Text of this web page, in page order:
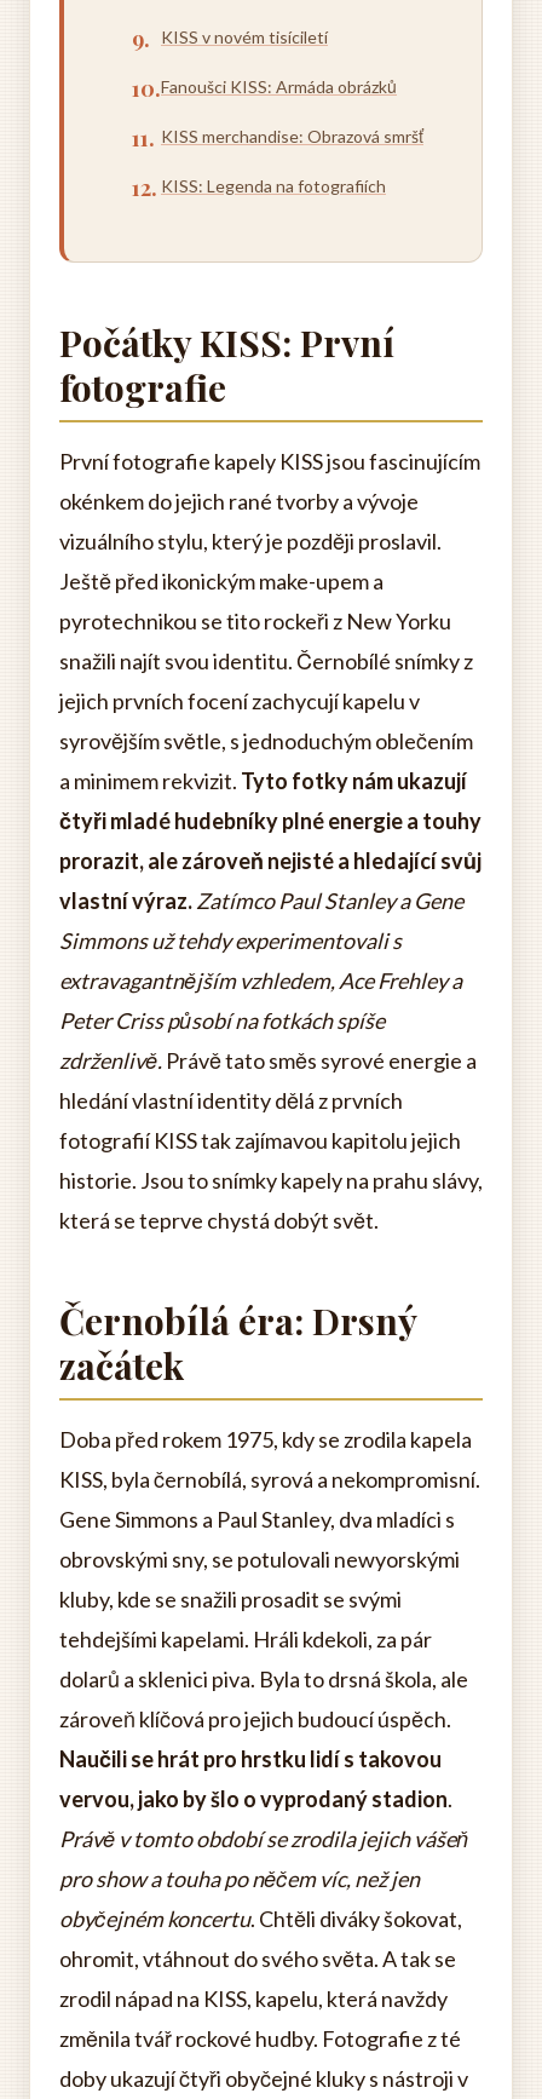
KISS v novém tisíciletí
Fanoušci KISS: Armáda obrázků
KISS merchandise: Obrazová smršť
KISS: Legenda na fotografiích
Počátky KISS: První
fotografie
První fotografie kapely KISS jsou fascinujícím
okénkem do jejich rané tvorby a vývoje
vizuálního stylu, který je později proslavil.
Ještě před ikonickým make-upem a
pyrotechnikou se tito rockeři z New Yorku
snažili najít svou identitu. Černobílé snímky z
jejich prvních focení zachycují kapelu v
syrovějším světle, s jednoduchým oblečením
a minimem rekvizit. Tyto fotky nám ukazují
čtyři mladé hudebníky plné energie a touhy
prorazit, ale zároveň nejisté a hledající svůj
vlastní výraz.Zatímco Paul Stanley a Gene
Simmons už tehdy experimentovali s
extravagantnějším vzhledem, Ace Frehley a
Peter Criss působí na fotkách spíše
zdrženlivě. Právě tato směs syrové energie a
hledání vlastní identity dělá z prvních
fotografií KISS tak zajímavou kapitolu jejich
historie. Jsou to snímky kapely na prahu slávy,
která se teprve chystá dobýt svět.
Černobílá éra: Drsný
začátek
Doba před rokem 1975, kdy se zrodila kapela
KISS, byla černobílá, syrová a nekompromisní.
Gene Simmons a Paul Stanley, dva mladíci s
obrovskými sny, se potulovali newyorskými
kluby, kde se snažili prosadit se svými
tehdejšími kapelami. Hráli kdekoli, za pár
dolarů a sklenici piva. Byla to drsná škola, ale
zároveň klíčová pro jejich budoucí úspěch.
Naučili se hrát pro hrstku lidí s takovou
vervou, jako by šlo o vyprodaný stadion.
Právě v tomto období se zrodila jejich vášeň
pro show a touha po něčem víc, než jen
obyčejném koncertu. Chtěli diváky šokovat,
ohromit, vtáhnout do svého světa. A tak se
zrodil nápad na KISS, kapelu, která navždy
změnila tvář rockové hudby. Fotografie z té
doby ukazují čtyři obyčejné kluky s nástroji v